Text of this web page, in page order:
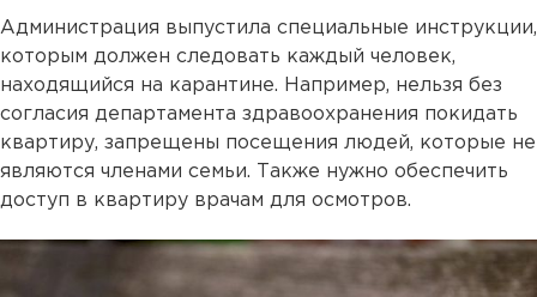
Администрация выпустила специальные инструкции,
которым должен следовать каждый человек,
находящийся на карантине. Например, нельзя без
согласия департамента здравоохранения покидать
квартиру, запрещены посещения людей, которые не
являются членами семьи. Также нужно обеспечить
доступ в квартиру врачам для осмотров.